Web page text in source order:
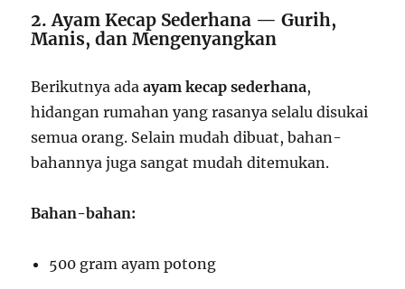
2. Ayam Kecap Sederhana — Gurih,
Manis, dan Mengenyangkan
Berikutnya adaayam kecap sederhana,
hidangan rumahan yang rasanya selalu disukai
semua orang. Selain mudah dibuat, bahan-
bahannya juga sangat mudah ditemukan.
Bahan-bahan:
500 gram ayam potong